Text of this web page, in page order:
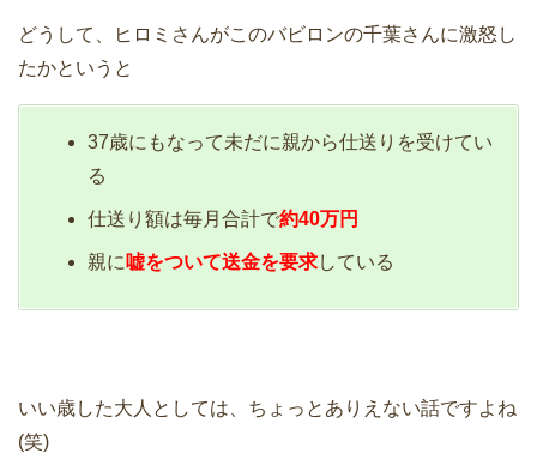
どうして、ヒロミさんがこのバビロンの千葉さんに激怒し
たかというと
37歳にもなって未だに親から仕送りを受けてい
る
仕送り額は毎月合計で約40万円
親に 嘘をついて送金を要求している
いい歳した大人としては、ちょっとありえない話ですよね
(笑)